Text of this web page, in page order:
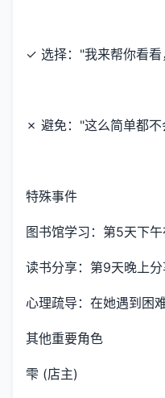
✓ 选择："我来帮你看
✗ 避免："这么简单都不
特殊事件
图书馆学习：第5天下
读书分享：第9天晚上
心理疏导：在她遇到困
其他重要角色
雫 (店主)